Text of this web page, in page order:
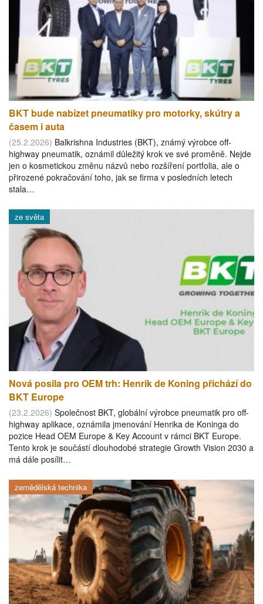
BKT bude nabízet pneumatiky pro motorky, skútry a
časem i auta
(25.2.2026) Balkrishna Industries (BKT), známý výrobce off-
highway pneumatik, oznámil důležitý krok ve své proměně. Nejde
jen o kosmetickou změnu názvů nebo rozšíření portfolia, ale o
přirozené pokračování toho, jak se firma v posledních letech
stala…
ze světa
Nová posila pro OEM trh: Henrik de Koning přichází do
BKT Europe
(23.2.2026) Společnost BKT, globální výrobce pneumatik pro off-
highway aplikace, oznámila jmenování Henrika de Koninga do
pozice Head OEM Europe & Key Account v rámci BKT Europe.
Tento krok je součástí dlouhodobé strategie Growth Vision 2030 a
má dále posílit…
zemědělská technika